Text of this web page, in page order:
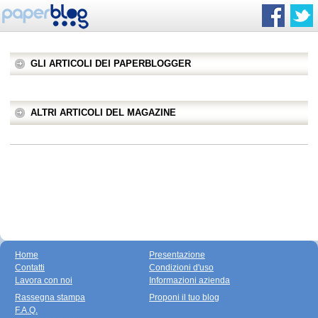
GLI ARTICOLI DEI PAPERBLOGGER
ALTRI ARTICOLI DEL MAGAZINE
Home
Contatti
Lavora con noi
Presentazione
Condizioni d'uso
Informazioni azienda
Rassegna stampa
F.A.Q.
Proponi il tuo blog